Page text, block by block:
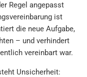
Regel angepasst
ist
die neue Aufgabe,
– und verhindert
vereinbart war.
Unsicherheit: